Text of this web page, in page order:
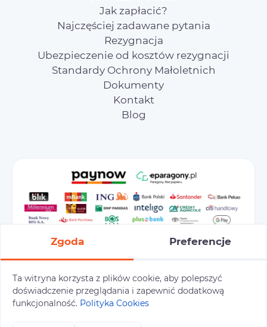
Jak zapłacić?
Najczęściej zadawane pytania
Rezygnacja
Ubezpieczenie od kosztów rezygnacji
Standardy Ochrony Małoletnich
Dokumenty
Kontakt
Blog
Preferencje cookies Polityka prywatności
Polityka cookies
Zgoda Preferencje
Ta witryna korzysta z plików cookie, aby polepszyć
doświadczenie przeglądania i zapewnić dodatkową
funkcjonalność. Polityka Cookies